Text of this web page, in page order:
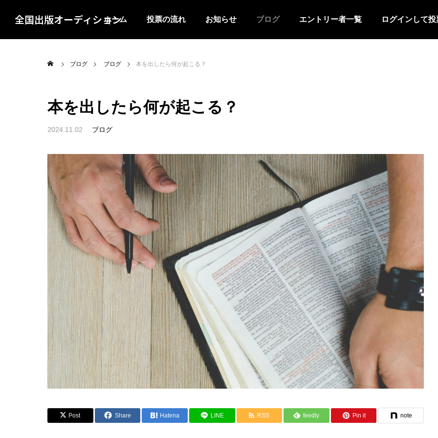
全国出版オーディション
ホーム 投票の流れ お知らせ ブログ エントリー者一覧 ログインして投
ブログ ブログ 本を出したら何が起こる？
本を出したら何が起こる？
2024.11.02 ブログ
Post Share Hatena LINE RSS feedly Pin it note